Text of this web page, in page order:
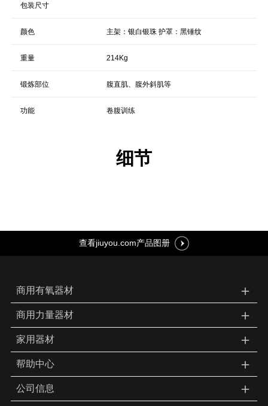
包装尺寸
颜色 主架：银白银珠 护罩：黑锤纹
重量 214Kg
锻炼部位 腹直肌、腹外斜肌等
功能 卷腹训练
细节
查看jiuyou.com产品图册
商用有氧器材 ＋
商用力量器材 ＋
家用器材 ＋
帮助中心 ＋
公司信息
＋